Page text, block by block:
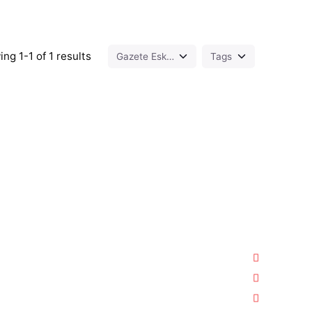
1-1 of 1 results